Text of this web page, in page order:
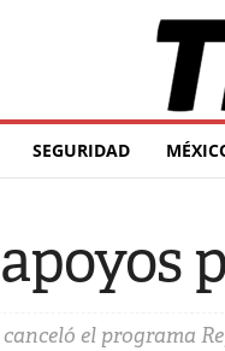
SEGURIDAD
el programa